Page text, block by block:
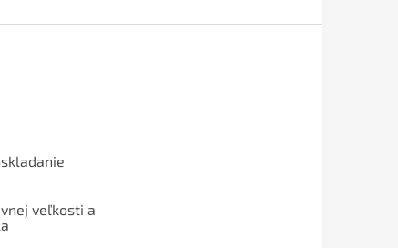
veľkosti a